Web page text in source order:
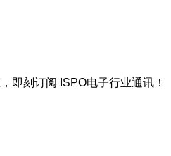
即刻订阅 ISPO电子行业通讯！